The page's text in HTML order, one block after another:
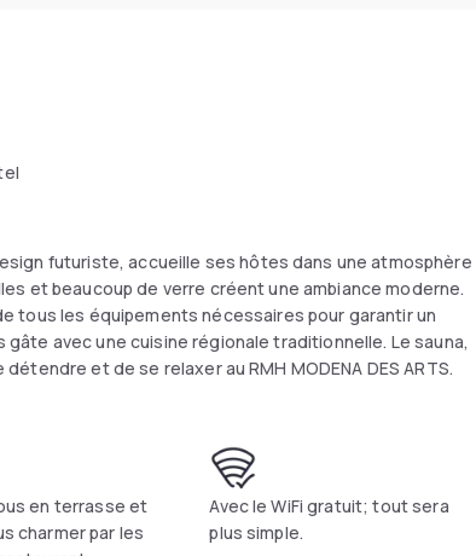
futuriste, accueille ses hôtes dans une atmosphère
et beaucoup de verre créent une ambiance moderne.
tous les équipements nécessaires pour garantir un
avec une cuisine régionale traditionnelle. Le sauna,
et de se relaxer au RMH MODENA DES ARTS.
en terrasse et
charmer par les
Avec le WiFi gratuit; tout sera
plus simple.